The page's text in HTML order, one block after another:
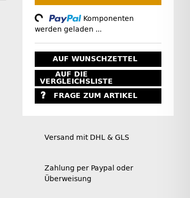
Loading...
Komponenten
werden geladen ...
AUF WUNSCHZETTEL
AUF DIE
VERGLEICHSLISTE
FRAGE ZUM ARTIKEL
Versand mit DHL & GLS
Zahlung per Paypal oder
Überweisung